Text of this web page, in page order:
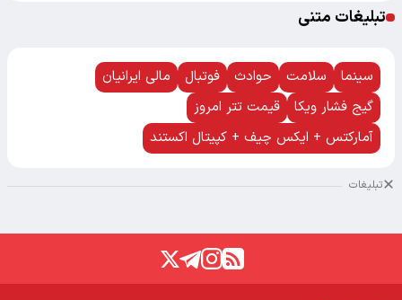
تبلیغات متنی
سینما سلامت حوادث فوتبال
مالی ایرانیان
گیج فشار ویکا
قیمت تتر امروز
آمارکتس + ایکس چیف + کپیتال اکستند
تبلیغات